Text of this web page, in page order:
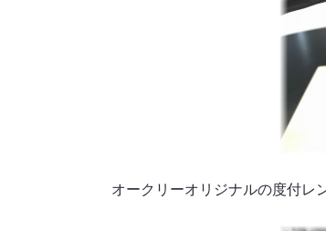
オークリーオリジナルの度付レ